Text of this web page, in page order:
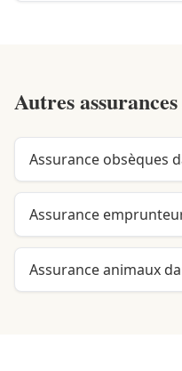
Autres
Assurance obsèques
Assurance
Assurance animaux